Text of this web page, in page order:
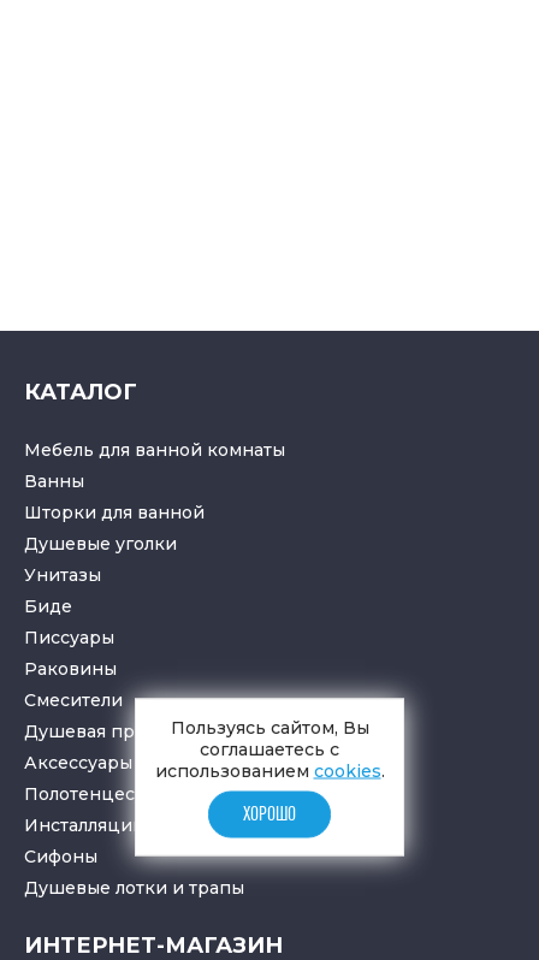
КАТАЛОГ
Мебель для ванной комнаты
Ванны
Шторки для ванной
Душевые уголки
Унитазы
Биде
Писсуары
Раковины
Смесители
Душевая программа
Аксессуары в ванную
Полотенцесушители
Инсталляции для санузлов
Cифоны
Душевые лотки и трапы
ИНТЕРНЕТ-МАГАЗИН
Пользуясь сайтом, Вы
соглашаетесь с
использованием cookies.
ХОРОШО